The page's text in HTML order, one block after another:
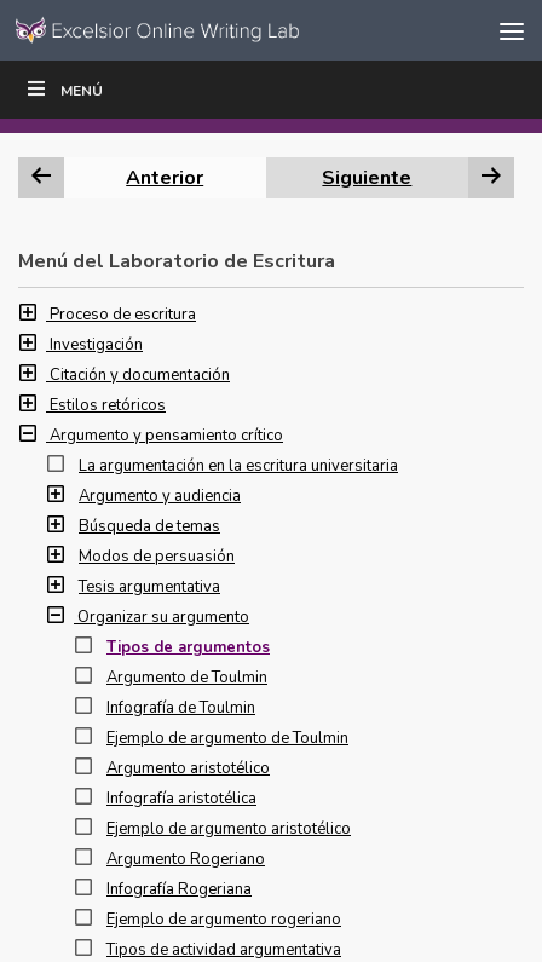
Ir al contenido
navegación
MENÚ
ESCRIBIR
Anterior Siguiente
Menú del Laboratorio de Escritura
Proceso de escritura
Investigación
Citación y documentación
Estilos retóricos
Argumento y pensamiento crítico
La argumentación en la escritura universitaria
Argumento y audiencia
Búsqueda de temas
Modos de persuasión
Tesis argumentativa
Organizar su argumento
Tipos de argumentos
Argumento de Toulmin
Infografía de Toulmin
Ejemplo de argumento de Toulmin
Argumento aristotélico
Infografía aristotélica
Ejemplo de argumento aristotélico
Argumento Rogeriano
Infografía Rogeriana
Ejemplo de argumento rogeriano
Tipos de actividad argumentativa